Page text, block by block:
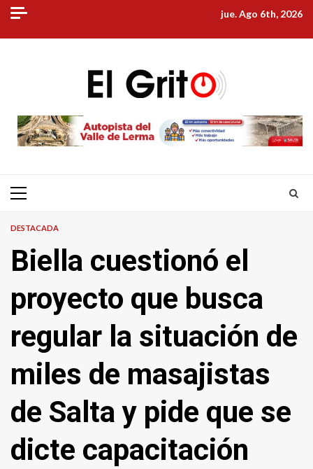
Skip
content
jue. Ago 6th, 2026
Primary
DESTACADA
Biella cuestionó el
proyecto que busca
regular la situación de
miles de masajistas
de Salta y pide que se
dicte capacitación